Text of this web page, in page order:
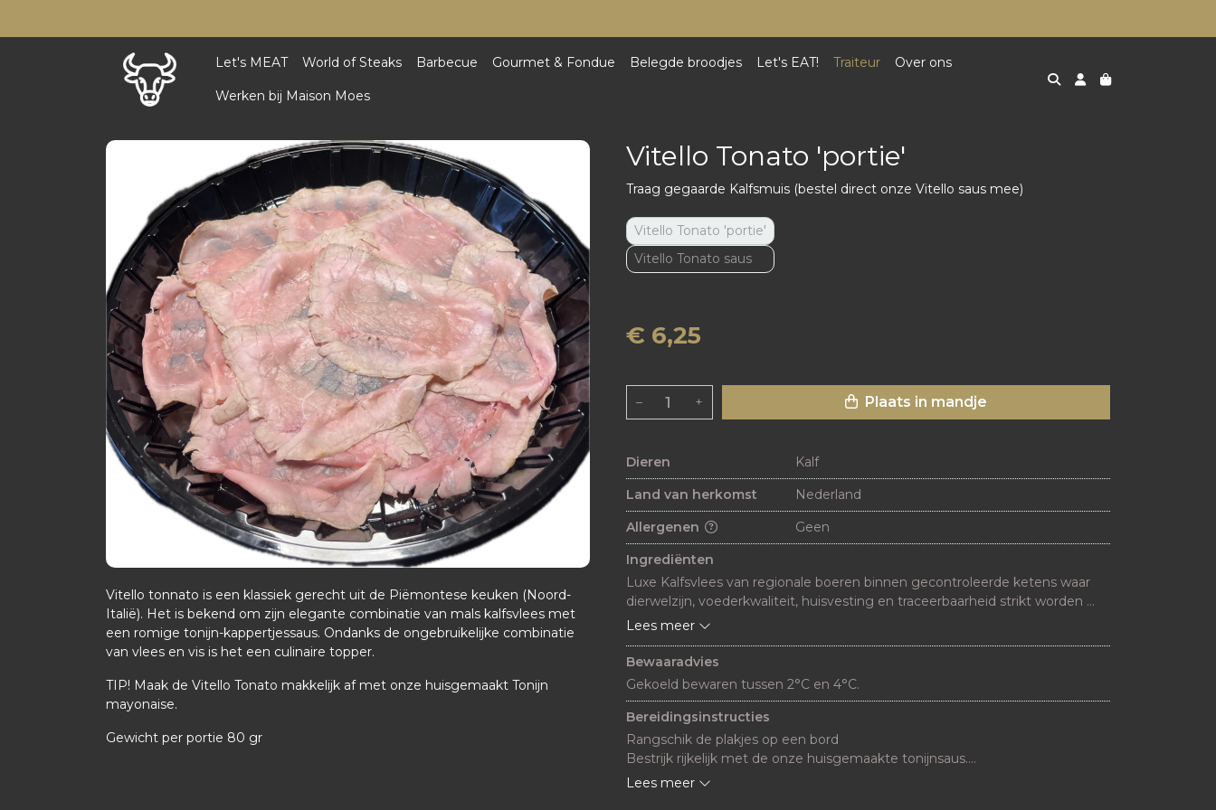
Let's MEAT World of Steaks Barbecue Gourmet & Fondue Belegde broodjes Let's EAT! Traiteur Over ons
Werken bij Maison Moes
Vitello tonnato is een klassiek gerecht uit de Piëmontese keuken (Noord-
Italië). Het is bekend om zijn elegante combinatie van mals kalfsvlees met
een romige tonijn-kappertjessaus. Ondanks de ongebruikelijke combinatie
van vlees en vis is het een culinaire topper.
TIP! Maak de Vitello Tonato makkelijk af met onze huisgemaakt Tonijn
mayonaise.
Gewicht per portie 80 gr
Vitello Tonato 'portie'
Traag gegaarde Kalfsmuis (bestel direct onze Vitello saus mee)
Vitello Tonato 'portie'
Vitello Tonato saus
€ 6,25
– + Plaats in mandje
Dieren
Kalf
Land van herkomst
Nederland
Allergenen
Geen
Ingrediënten
Luxe Kalfsvlees van regionale boeren binnen gecontroleerde ketens waar
dierwelzijn, voederkwaliteit, huisvesting en traceerbaarheid strikt worden
Lees meer
Bewaaradvies
Gekoeld bewaren tussen 2°C en 4°C.
Bereidingsinstructies
Rangschik de plakjes op een bord
Bestrijk rijkelijk met de onze huisgemaakte tonijnsaus.
Garneer met kappertjes, een sliertje olijfolie en eventueel wat rucola.
Lees meer